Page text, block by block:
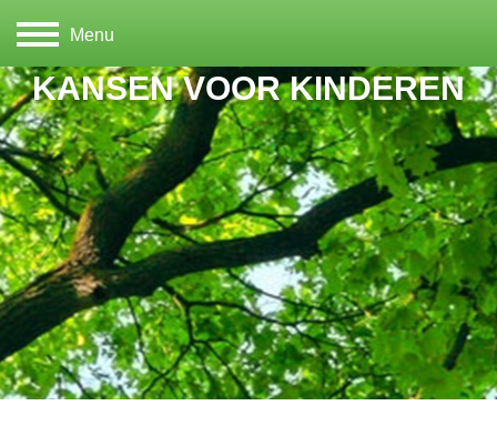
Menu
KANSEN VOOR KINDEREN